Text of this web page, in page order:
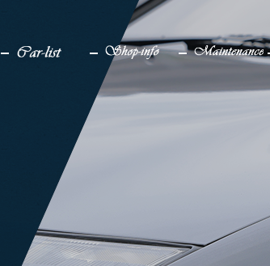
検索
店舗情報
メディア
アクセス